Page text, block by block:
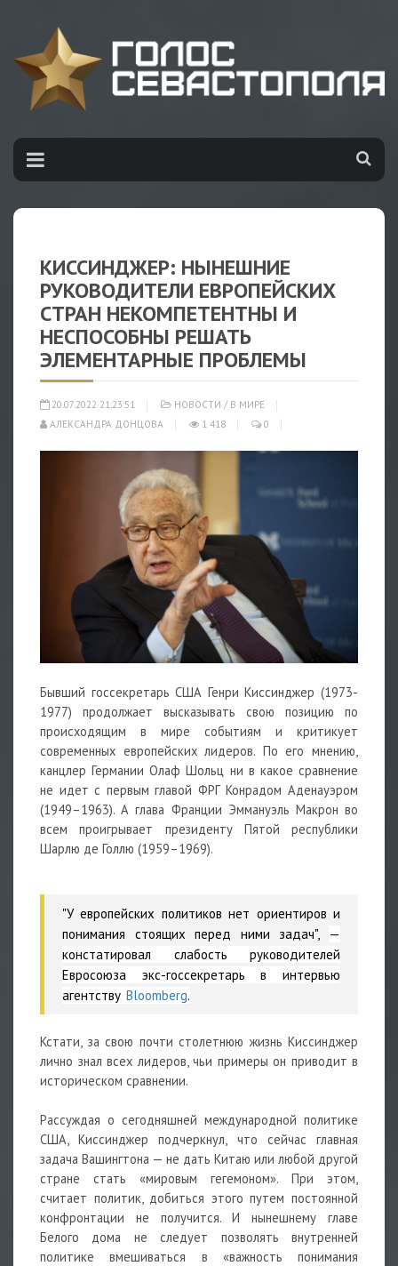
КИССИНДЖЕР: НЫНЕШНИЕ
РУКОВОДИТЕЛИ ЕВРОПЕЙСКИХ
СТРАН НЕКОМПЕТЕНТНЫ И
НЕСПОСОБНЫ РЕШАТЬ
ЭЛЕМЕНТАРНЫЕ ПРОБЛЕМЫ
20.07.2022 21:23:51 НОВОСТИ / В МИРЕ
АЛЕКСАНДРА ДОНЦОВА
1 418 0
Бывший госсекретарь США Генри Киссинджер (1973-
1977) продолжает высказывать свою позицию по
происходящим в мире событиям и критикует
современных европейских лидеров. По его мнению,
канцлер Германии Олаф Шольц ни в какое сравнение
не идет с первым главой ФРГ Конрадом Аденауэром
(1949–1963). А глава Франции Эммануэль Макрон во
всем проигрывает президенту Пятой республики
Шарлю де Голлю (1959–1969).
"У европейских политиков нет ориентиров и
понимания стоящих перед ними задач",
—
констатировал слабость руководителей
Евросоюза экс-госсекретарь в интервью
агентству Bloomberg.
Кстати, за свою почти столетнюю жизнь Киссинджер
лично знал всех лидеров, чьи примеры он приводит в
историческом сравнении.
Рассуждая о сегодняшней международной политике
США, Киссинджер подчеркнул, что сейчас главная
задача Вашингтона — не дать Китаю или любой другой
стране стать «мировым гегемоном». При этом,
считает политик, добиться этого путем постоянной
конфронтации не получится. И нынешнему главе
Белого дома не следует позволять внутренней
политике вмешиваться в «важность понимания